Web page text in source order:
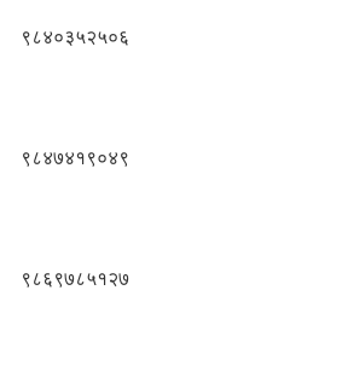
९८४०३५२५०६
९८४७४१९०४९
९८६९७८५१२७